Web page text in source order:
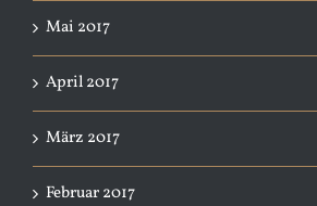
Mai 2017
April 2017
März 2017
Februar 2017